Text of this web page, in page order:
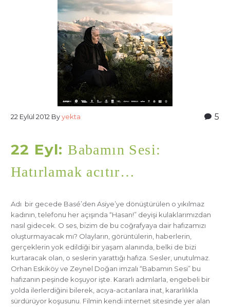
5
22 Eylül 2012 Byyekta
22 Eyl:Babamın Sesi:
Hatırlamak acıtır…
Adı bir gecede Basé’den Asiye’ye dönüştürülen o yıkılmaz
kadının, telefonu her açışında “Hasan!” deyişi kulaklarımızdan
nasıl gidecek. O ses, bizim de bu coğrafyaya dair hafızamızı
oluşturmayacak mı? Olayların, görüntülerin, haberlerin,
gerçeklerin yok edildiği bir yaşam alanında, belki de bizi
kurtaracak olan, o seslerin yarattığı hafıza. Sesler, unutulmaz.
Orhan Eskiköy ve Zeynel Doğan imzalı “Babamın Sesi” bu
hafızanın peşinde koşuyor işte. Kararlı adımlarla, engebeli bir
yolda ilerlerdiğini bilerek, acıya-acıtanlara inat, kararlılıkla
sürdürüyor koşusunu. Filmin kendi internet sitesinde yer alan